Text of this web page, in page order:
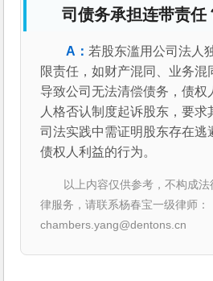
司债务承担连带责任
若股东滥用公司法人
限责任，如财产混同、业务混
导致公司无法清偿债务，债权
人格否认制度起诉股东，要求
司法实践中需证明股东存在逃
债权人利益的行为。
以上内容仅供参考，不构成
律服务，请联系杨春宝一级律师：
chambers.yang@dentons.cn